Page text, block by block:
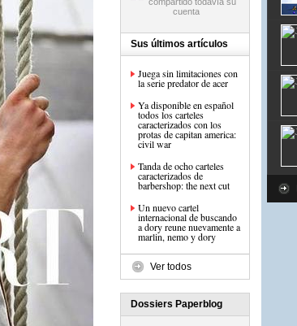
Sus últimos artículos
Juega sin limitaciones con
la serie predator de acer
Ya disponible en español
todos los carteles
caracterizados con los
protas de capitan america:
civil war
Tanda de ocho carteles
caracterizados de
barbershop: the next cut
Un nuevo cartel
internacional de buscando
a dory reune nuevamente a
marlin, nemo y dory
Ver todos
Dossiers Paperblog